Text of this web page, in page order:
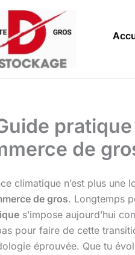
de
climatique n’est plus
de gros. Longtemps
s’impose aujourd’hui
pour faire de cette
éprouvée. Que tu